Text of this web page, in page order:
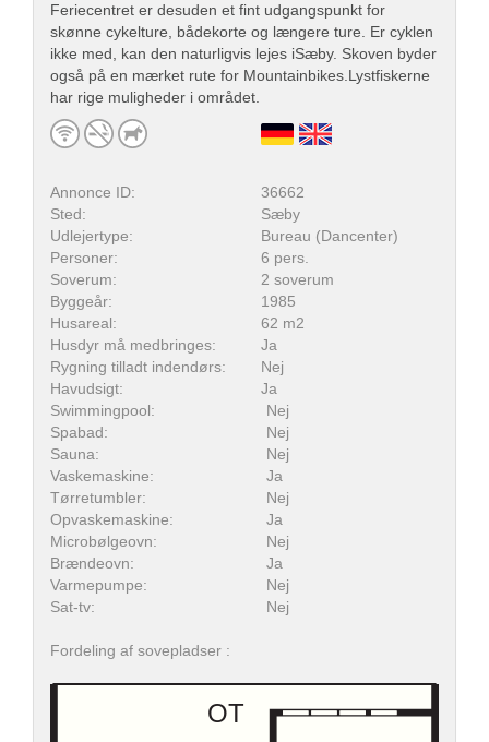
Feriecentret er desuden et fint udgangspunkt for
skønne cykelture, bådekorte og længere ture. Er cyklen
ikke med, kan den naturligvis lejes iSæby. Skoven byder
også på en mærket rute for Mountainbikes.Lystfiskerne
har rige muligheder i området.
Annonce ID:
36662
Sted:
Sæby
Udlejertype:
Bureau (Dancenter)
Personer:
6 pers.
Soverum:
2 soverum
Byggeår:
1985
Husareal:
62 m2
Husdyr må medbringes:
Ja
Rygning tilladt indendørs:
Nej
Havudsigt:
Ja
Swimmingpool:
Nej
Spabad:
Nej
Sauna:
Nej
Vaskemaskine:
Ja
Tørretumbler:
Nej
Opvaskemaskine:
Ja
Microbølgeovn:
Nej
Brændeovn:
Ja
Varmepumpe:
Nej
Sat-tv:
Nej
Fordeling af sovepladser :